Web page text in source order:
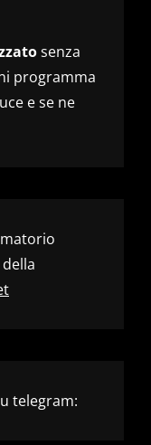
senza
programma
e se ne
telegram: